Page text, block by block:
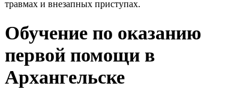
травмах и внезапных приступах.
Обучение по оказанию
первой помощи в
Архангельске